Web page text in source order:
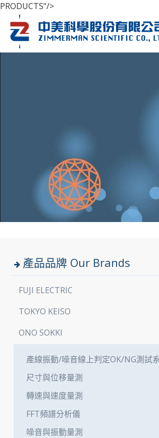
PRODUCTS"/>
產品品牌 Our Brands
FUJI ELECTRIC
TOKYO KEISO
ONO SOKKI
產線振動/噪音線上判定OK/NG測試
尺寸與位移量測
轉速與速度量測
FFT頻譜分析儀
噪音與振動量測